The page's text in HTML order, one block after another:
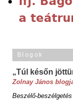
a
Blogok
„Túl későn
Zolnay János
Beszélő-